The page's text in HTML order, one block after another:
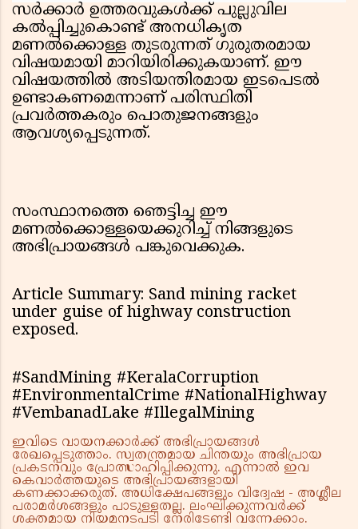
സർക്കാർ ഉത്തരവുകൾക്ക് പുല്ലുവില
കൽപ്പിച്ചുകൊണ്ട് അനധികൃത
മണൽക്കൊള്ള തുടരുന്നത് ഗുരുതരമായ
വിഷയമായി മാറിയിരിക്കുകയാണ്. ഈ
വിഷയത്തിൽ അടിയന്തിരമായ ഇടപെടൽ
ഉണ്ടാകണമെന്നാണ് പരിസ്ഥിതി
പ്രവർത്തകരും പൊതുജനങ്ങളും
ആവശ്യപ്പെടുന്നത്.
സംസ്ഥാനത്തെ ഞെട്ടിച്ച ഈ
മണൽക്കൊള്ളയെക്കുറിച്ച് നിങ്ങളുടെ
അഭിപ്രായങ്ങൾ പങ്കുവെക്കുക.
Article Summary: Sand mining racket
under guise of highway construction
exposed.
#SandMining #KeralaCorruption
#EnvironmentalCrime #NationalHighway
#VembanadLake #IllegalMining
ഇവിടെ വായനക്കാർക്ക് അഭിപ്രായങ്ങൾ
രേഖപ്പെടുത്താം. സ്വതന്ത്രമായ ചിന്തയും അഭിപ്രായ
പ്രകടനവും പ്രോത്സാഹിപ്പിക്കുന്നു. എന്നാൽ ഇവ
കെവാർത്തയുടെ അഭിപ്രായങ്ങളായി
കണക്കാക്കരുത്. അധിക്ഷേപങ്ങളും വിദ്വേഷ - അശ്ലീല
പരാമർശങ്ങളും പാടുള്ളതല്ല. ലംഘിക്കുന്നവർക്ക്
ശക്തമായ നിയമനടപടി നേരിടേണ്ടി വന്നേക്കാം.